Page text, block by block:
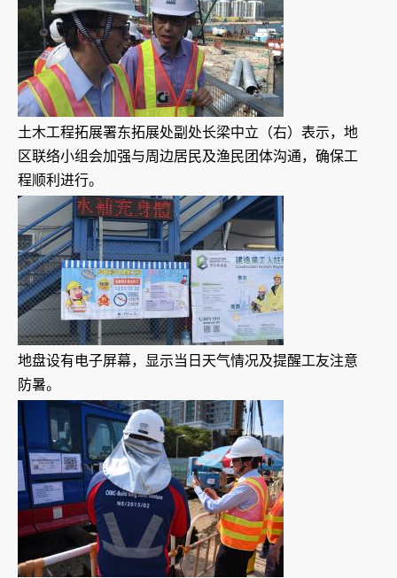
土木工程拓展署东拓展处副处长梁中立（右）表示，地
区联络小组会加强与周边居民及渔民团体沟通，确保工
程顺利进行。
地盘设有电子屏幕，显示当日天气情况及提醒工友注意
防暑。